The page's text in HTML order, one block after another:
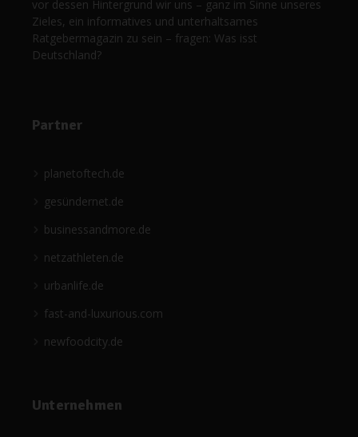
vor dessen Hintergrund wir uns – ganz im Sinne unseres
Zieles, ein informatives und unterhaltsames
Ratgebermagazin zu sein – fragen: Was isst
Deutschland?
Partner
planetoftech.de
gesündernet.de
businessandmore.de
netzathleten.de
urbanlife.de
fast-and-luxurious.com
newfoodcity.de
Unternehmen